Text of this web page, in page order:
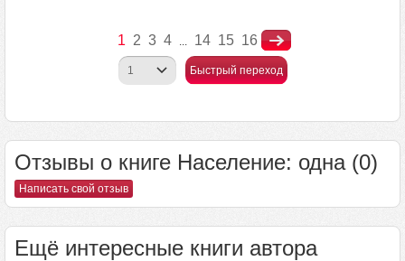
1 2 3 4 ... 14 15 16
Быстрый переход
Отзывы о книге Население: одна (0)
Написать свой отзыв
Ещё интересные книги автора